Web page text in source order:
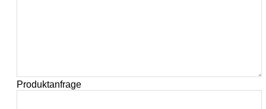
Produktanfrage